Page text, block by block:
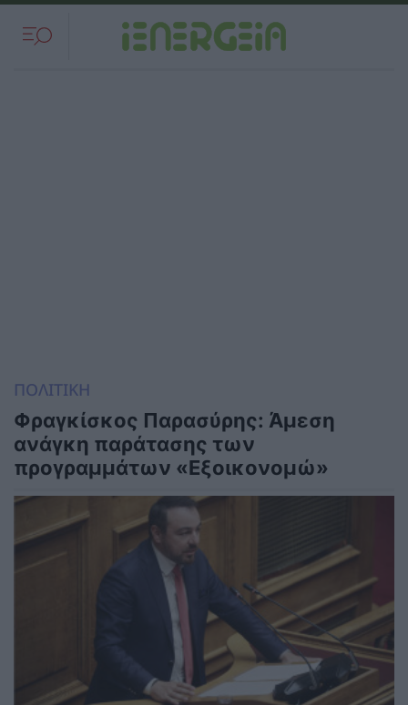
ΠΟΛΙΤΙΚΗ
Φραγκίσκος Παρασύρης: Άμεση
ανάγκη παράτασης των
προγραμμάτων «Εξοικονομώ»